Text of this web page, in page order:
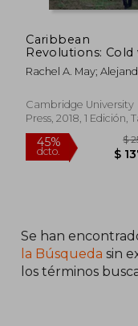
Caribbean
Revolutions: Cold
Armed Movements
(en Inglés)
Rachel A. May;
Gonz&Aacute;Lez
Cambridge University
Press, 2018, 1 Edición,
Dura, Nuevo
Se han
la Búsqueda sin
los términos